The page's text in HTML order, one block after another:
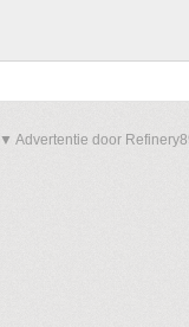
▼ Advertentie door